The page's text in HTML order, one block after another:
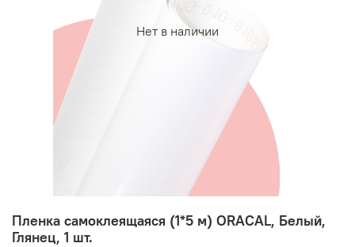
Нет в наличии
Пленка самоклеящаяся (1*5 м) ORACAL, Белый,
Глянец, 1 шт.